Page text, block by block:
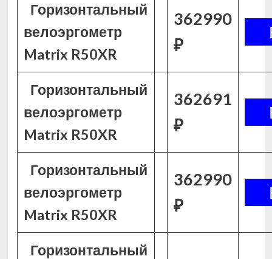
Горизонтальный
велоэргометр
Matrix R50XR
362990
₽
Горизонтальный
велоэргометр
Matrix R50XR
362691
₽
Горизонтальный
велоэргометр
Matrix R50XR
362990
₽
Горизонтальный